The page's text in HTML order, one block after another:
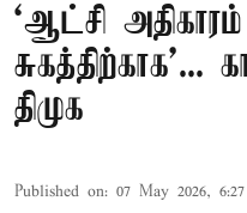
‘ஆட்சி
சுகத்திற்காக’...
திமுக
Published on: 07 May 2026,